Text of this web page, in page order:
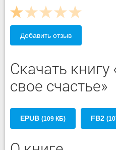
Добавить отзыв
Скачать
свое счастье»
EPUB (109 КБ) FB2